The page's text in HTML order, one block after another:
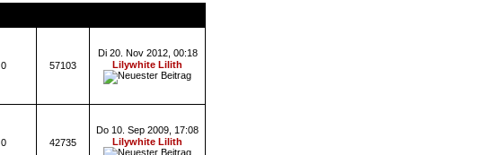
0 57103
Di 20. Nov 2012, 00:18
Lilywhite Lilith
0 42735
Do 10. Sep 2009, 17:08
Lilywhite Lilith